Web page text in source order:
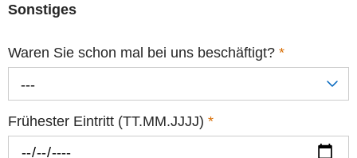
Sonstiges
Waren Sie schon mal bei uns beschäftigt? *
---
Frühester Eintritt (TT.MM.JJJJ) *